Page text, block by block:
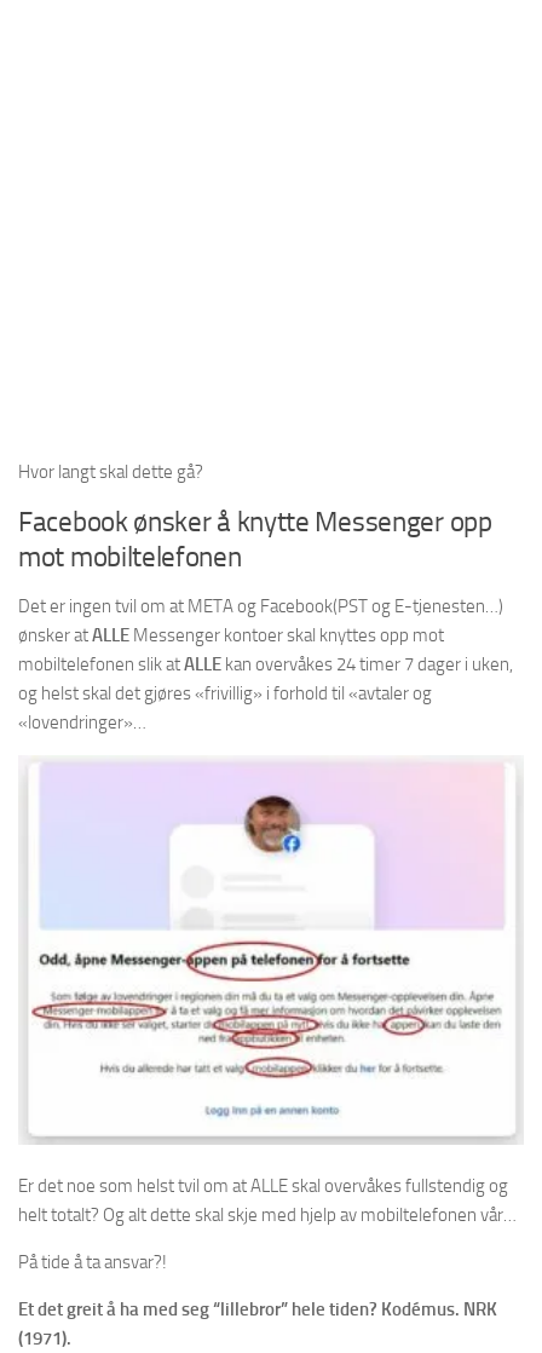
Hvor langt skal dette gå?
Facebook ønsker å knytte Messenger opp
mot mobiltelefonen
Det er ingen tvil om at META og Facebook(PST og E-tjenesten…)
ønsker atALLE Messenger kontoer skal knyttes opp mot
mobiltelefonen slik atALLE kan overvåkes 24 timer 7 dager i uken,
og helst skal det gjøres «frivillig» i forhold til «avtaler og
«lovendringer»…
Er det noe som helst tvil om at ALLE skal overvåkes fullstendig og
helt totalt? Og alt dette skal skje med hjelp av mobiltelefonen vår…
På tide å ta ansvar?!
Et det greit å ha med seg “lillebror” hele tiden? Kodémus. NRK
(1971).